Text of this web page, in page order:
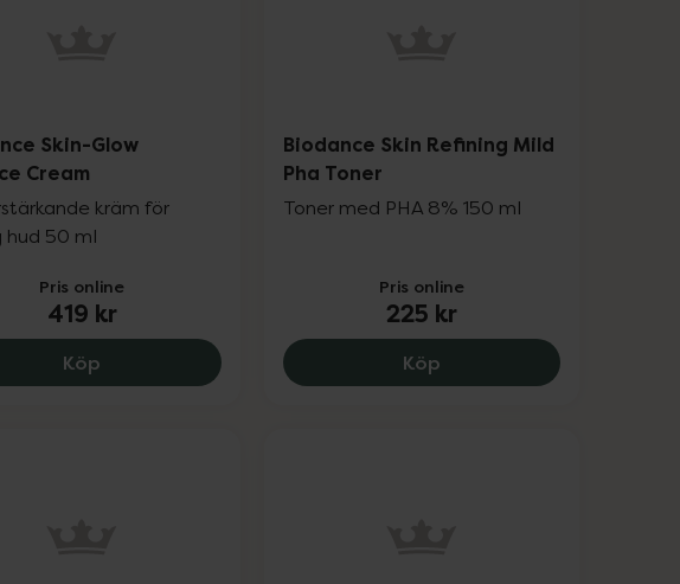
Gel Toner Pads, 309 kr.
Skin-Glow
Cream
kräm för
hud 50 ml
Pris online
419 kr
Köp Biodance Skin-Glow Essence Cream, 419 kr.
Biodance Skin Refining Mild
Pha Toner
Toner med PHA 8% 150 ml
Pris online
225 kr
KöpBiodance Skin Refining